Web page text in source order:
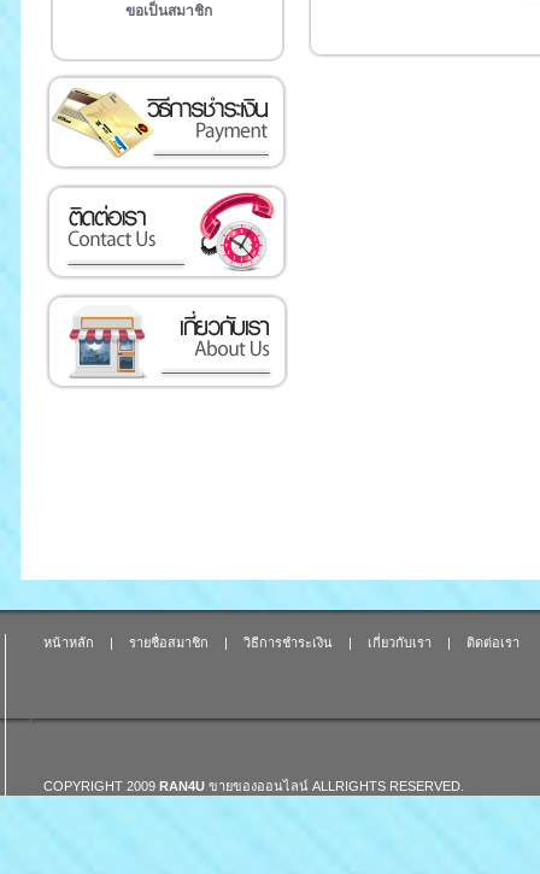
ขอเป็นสมาชิก
หน้าหลัก | รายชื่อสมาชิก | วิธีการชำระเงิน | เกี่ยวกับเรา | ติดต่อเรา
COPYRIGHT 2009 RAN4U ขายของออนไลน์ ALLRIGHTS RESERVED.